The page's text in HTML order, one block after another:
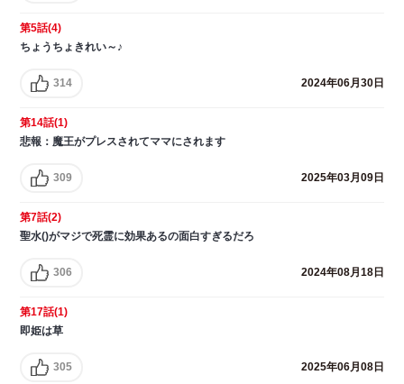
第5話(4)
ちょうちょきれい～♪
314 2024年06月30日
第14話(1)
悲報：魔王がプレスされてママにされます
309 2025年03月09日
第7話(2)
聖水()がマジで死霊に効果あるの面白すぎるだろ
306 2024年08月18日
第17話(1)
即姫は草
305 2025年06月08日